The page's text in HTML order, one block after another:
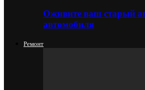
Оживите ваш старый
автомобиля
Ремонт